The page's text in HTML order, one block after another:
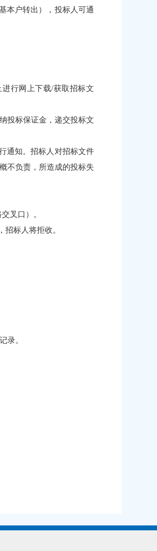
本户转出），投标人可通
进行网上下载/获取招标文
投标保证金，递交投标文
通知。招标人对招标文件
不负责，所造成的投标失
叉口）。
标人将拒收。
录。